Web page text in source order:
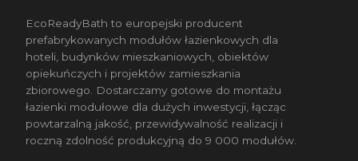
EcoReadyBath to europejski producent
prefabrykowanych modułów łazienkowych dla
hoteli, budynków mieszkaniowych, obiektów
opiekuńczych i projektów zamieszkania
zbiorowego. Dostarczamy gotowe do montażu
łazienki modułowe dla dużych inwestycji, łącząc
powtarzalną jakość, przewidywalność realizacji i
roczną zdolność produkcyjną do 9 000 modułów.